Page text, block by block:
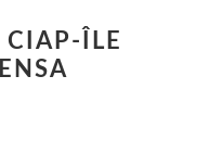
CIAP-ÎLE